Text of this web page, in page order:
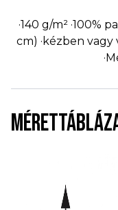
·140 g/m² ·100%
cm) ·kézben vagy